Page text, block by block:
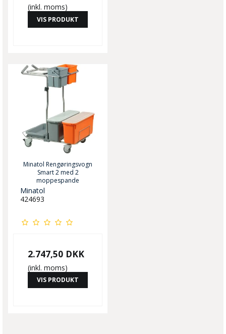
(inkl. moms)
VIS PRODUKT
Minatol Rengøringsvogn
Smart 2 med 2
moppespande
Minatol
424693
2.747,50 DKK
(inkl. moms)
VIS PRODUKT